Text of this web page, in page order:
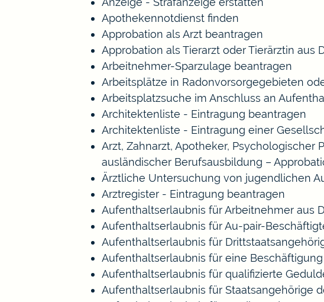
Apothekennotdienst finden
Approbation als Arzt beantragen
Approbation als Tierarzt oder Tierärztin aus
Arbeitnehmer-Sparzulage beantragen
Arbeitsplätze in Radonvorsorgegebieten
Arbeitsplatzsuche im Anschluss an
Architektenliste - Eintragung beantragen
Architektenliste - Eintragung einer
Arzt, Zahnarzt, Apotheker,
ausländischer Berufsausbildung –
Ärztliche Untersuchung von jugendlichen
Arztregister - Eintragung beantragen
Aufenthaltserlaubnis für Arbeitnehmer aus
Aufenthaltserlaubnis für Au-pair-
Aufenthaltserlaubnis für
Aufenthaltserlaubnis für eine
Aufenthaltserlaubnis für qualifizierte
Aufenthaltserlaubnis für Staatsangehörige